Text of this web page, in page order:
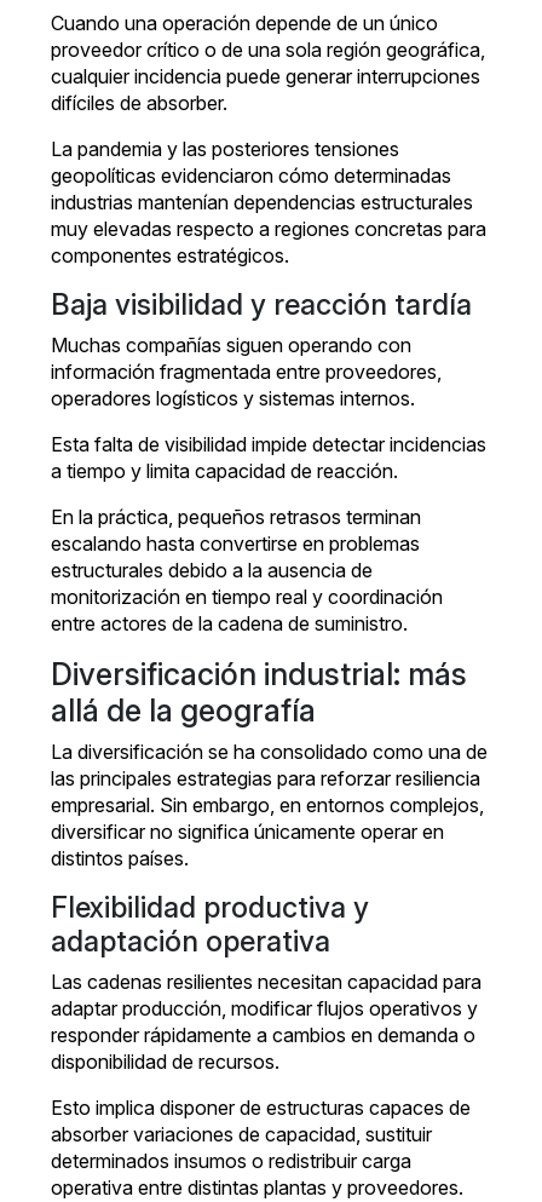
Cuando una operación depende de un único
proveedor crítico o de una sola región geográfica,
cualquier incidencia puede generar interrupciones
difíciles de absorber.
La pandemia y las posteriores tensiones
geopolíticas evidenciaron cómo determinadas
industrias mantenían dependencias estructurales
muy elevadas respecto a regiones concretas para
componentes estratégicos.
Baja visibilidad y reacción tardía
Muchas compañías siguen operando con
información fragmentada entre proveedores,
operadores logísticos y sistemas internos.
Esta falta de visibilidad impide detectar incidencias
a tiempo y limita capacidad de reacción.
En la práctica, pequeños retrasos terminan
escalando hasta convertirse en problemas
estructurales debido a la ausencia de
monitorización en tiempo real y coordinación
entre actores de la cadena de suministro.
Diversificación industrial: más
allá de la geografía
La diversificación se ha consolidado como una de
las principales estrategias para reforzar resiliencia
empresarial. Sin embargo, en entornos complejos,
diversificar no significa únicamente operar en
distintos países.
Flexibilidad productiva y
adaptación operativa
Las cadenas resilientes necesitan capacidad para
adaptar producción, modificar flujos operativos y
responder rápidamente a cambios en demanda o
disponibilidad de recursos.
Esto implica disponer de estructuras capaces de
absorber variaciones de capacidad, sustituir
determinados insumos o redistribuir carga
operativa entre distintas plantas y proveedores.